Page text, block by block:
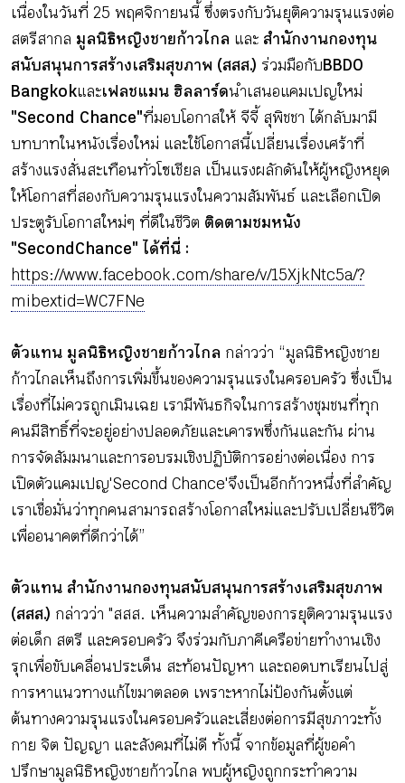
เนื่องในวันที่ 25 พฤศจิกายนนี้ ซึ่งตรงกับวันยุติความรุนแรงต่อ
สตรีสากล มูลนิธิหญิงชายก้าวไกล และ สำนักงานกองทุน
สนับสนุนการสร้างเสริมสุขภาพ (สสส.) ร่วมมือกับBBDO
Bangkokและเฟลชแมน ฮิลลาร์ดนำเสนอแคมเปญใหม่
"Second Chance"ที่มอบโอกาสให้ จีจี้ สุพิชชา ได้กลับมามี
บทบาทในหนังเรื่องใหม่ และใช้โอกาสนี้เปลี่ยนเรื่องเศร้าที่
สร้างแรงสั่นสะเทือนทั่วโซเชียล เป็นแรงผลักดันให้ผู้หญิงหยุด
ให้โอกาสที่สองกับความรุนแรงในความสัมพันธ์ และเลือกเปิด
ประตูรับโอกาสใหม่ๆ ที่ดีในชีวิต ติดตามชมหนัง
"Second Chance" ได้ที่นี่ :
https://www.facebook.com/share/v/15XjkNtc5a/?
mibextid=WC7FNe
ตัวแทน มูลนิธิหญิงชายก้าวไกล กล่าวว่า “มูลนิธิหญิงชาย
ก้าวไกลเห็นถึงการเพิ่มขึ้นของความรุนแรงในครอบครัว ซึ่งเป็น
เรื่องที่ไม่ควรถูกเมินเฉย เรามีพันธกิจในการสร้างชุมชนที่ทุก
คนมีสิทธิ์ที่จะอยู่อย่างปลอดภัยและเคารพซึ่งกันและกัน ผ่าน
การจัดสัมมนาและการอบรมเชิงปฏิบัติการอย่างต่อเนื่อง การ
เปิดตัวแคมเปญ 'Second Chance' จึงเป็นอีกก้าวหนึ่งที่สำคัญ
เราเชื่อมั่นว่าทุกคนสามารถสร้างโอกาสใหม่และปรับเปลี่ยนชีวิต
เพื่ออนาคตที่ดีกว่าได้”
ตัวแทน สำนักงานกองทุนสนับสนุนการสร้างเสริมสุขภาพ
(สสส.) กล่าวว่า "สสส. เห็นความสำคัญของการยุติความรุนแรง
ต่อเด็ก สตรี และครอบครัว จึงร่วมกับภาคีเครือข่ายทำงานเชิง
รุกเพื่อขับเคลื่อนประเด็น สะท้อนปัญหา และถอดบทเรียนไปสู่
การหาแนวทางแก้ไขมาตลอด เพราะหากไม่ป้องกันตั้งแต่
ต้นทางความรุนแรงในครอบครัวและเสี่ยงต่อการมีสุขภาวะทั้ง
กาย จิต ปัญญา และสังคมที่ไม่ดี ทั้งนี้ จากข้อมูลที่ผู้ขอคำ
ปรึกษามูลนิธิหญิงชายก้าวไกล พบผู้หญิงถูกกระทำความ